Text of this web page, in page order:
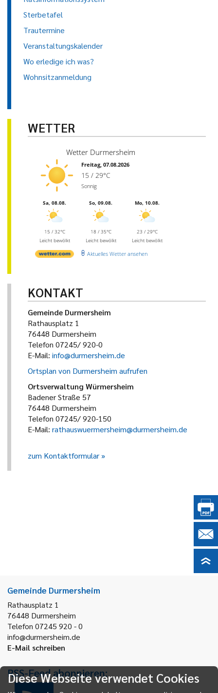
Sterbetafel
Trautermine
Veranstaltungskalender
Wo erledige ich was?
Wohnsitzanmeldung
WETTER
Wetter Durmersheim
Freitag, 07.08.2026
15 / 29°C
Sonnig
Sa, 08.08.
15 / 32°C
Leicht bewölkt
So, 09.08.
18 / 35°C
Leicht bewölkt
Mo, 10.08.
23 / 29°C
Leicht bewölkt
Aktuelles Wetter ansehen
KONTAKT
Gemeinde Durmersheim
Rathausplatz 1
76448 Durmersheim
Telefon 07245/ 920-0
E-Mail: info@durmersheim.de
Ortsplan von Durmersheim aufrufen
Ortsverwaltung Würmersheim
Badener Straße 57
76448 Durmersheim
Telefon 07245/ 920-150
E-Mail: rathauswuermersheim@durmersheim.de
zum Kontaktformular
Gemeinde Durmersheim
Rathausplatz 1
76448 Durmersheim
Telefon 07245 920 - 0
info@durmersheim.de
E-Mail schreiben
RSS-Feed abonnieren:
Diese Webseite verwendet Cookies